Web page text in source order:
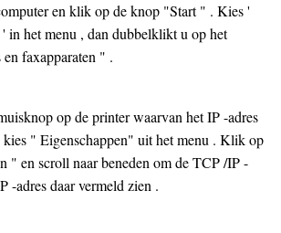
en klik op de knop "Start " . Kies '
in het menu , dan dubbelklikt u op het
faxapparaten " .
op de printer waarvan het IP -adres
kies " Eigenschappen" uit het menu . Klik op
" en scroll naar beneden om de TCP /IP -
-adres daar vermeld zien .